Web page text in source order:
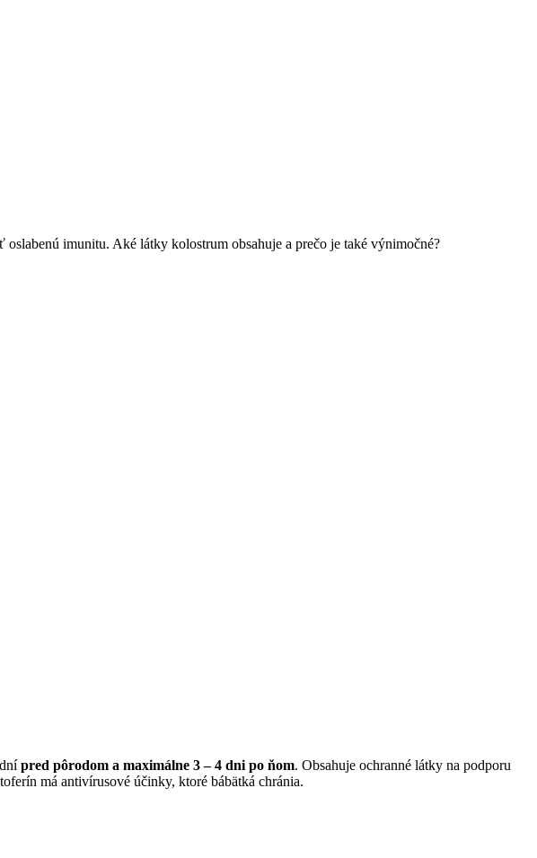
imunitu. Aké látky kolostrum obsahuje a prečo je také výnimočné?
pred pôrodom a maximálne 3 – 4 dni po ňom. Obsahuje ochranné látky na podporu
má antivírusové účinky, ktoré bábätká chránia.